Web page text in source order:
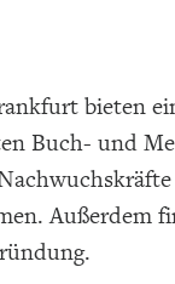
bieten
Buch- und
Außerdem